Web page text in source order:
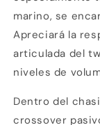
de
marino, se
Apreciará la
articulada del
niveles de
Dentro del
crossover